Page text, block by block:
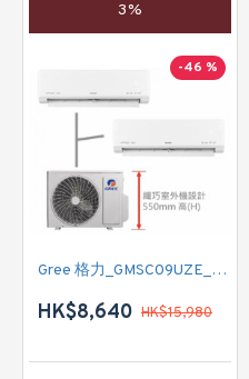
3%
-46 %
Gree 格力_GMSC09UZE_GMSC12UZE_GMSC18UZC_R32 掛牆變頻式1拖2分體冷氣機 (淨冷型)
HK$8,640 HK$15,980